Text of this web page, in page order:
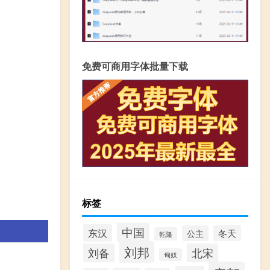
免费可商用字体批量下载
标签
东汉 中国 乾隆 公主 冬天
刘备 刘邦 匈奴 北宋